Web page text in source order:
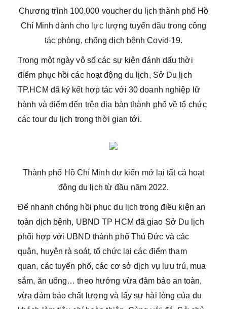
Chương trình 100.000 voucher du lịch thành phố Hồ
Chí Minh dành cho lực lượng tuyến đầu trong công
tác phòng, chống dịch bệnh Covid-19.
Trong một ngày vô số các sự kiện đánh dấu thời
điểm phục hồi các hoạt động du lịch, Sở Du lịch
TP.HCM đã ký kết hợp tác với 30 doanh nghiệp lữ
hành và điểm đến trên địa bàn thành phố về tổ chức
các tour du lịch trong thời gian tới.
Thành phố Hồ Chí Minh dự kiến mở lại tất cả hoạt
động du lịch từ đầu năm 2022.
Để nhanh chóng hồi phục du lịch trong điều kiện an
toàn dịch bệnh, UBND TP HCM đã giao Sở Du lịch
phối hợp với UBND thành phố Thủ Đức và các
quận, huyện rà soát, tổ chức lại các điểm tham
quan, các tuyến phố, các cơ sở dịch vụ lưu trú, mua
sắm, ăn uống… theo hướng vừa đảm bảo an toàn,
vừa đảm bảo chất lượng và lấy sự hài lòng của du